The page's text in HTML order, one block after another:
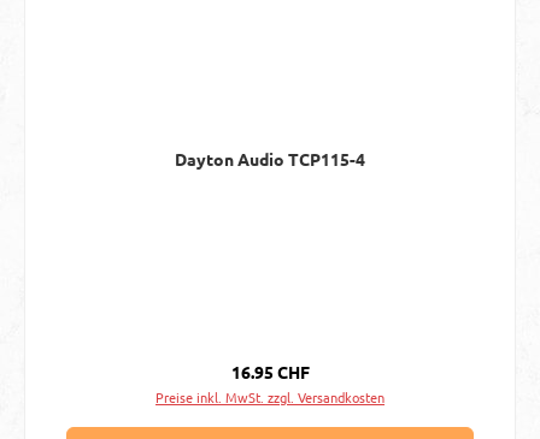
Dayton Audio TCP115-4
Regulärer Preis:
16.95 CHF
Preise inkl. MwSt. zzgl. Versandkosten